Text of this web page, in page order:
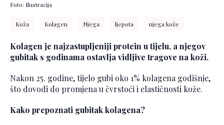
Foto: Ilustracija
Koža Kolagen Njega ljepota njega kože
Kolagen je najzastupljeniji protein u tijelu, a njegov
gubitak s godinama ostavlja vidljive tragove na koži.
Nakon 25. godine, tijelo gubi oko 1% kolagena godišnje,
što dovodi do promjena u čvrstoći i elastičnosti kože.
Kako prepoznati gubitak kolagena?